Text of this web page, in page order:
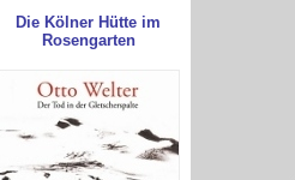
Die Kölner Hütte im
Rosengarten